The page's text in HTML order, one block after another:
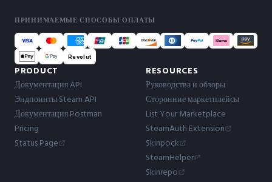
ПРИНИМАЕМЫЕ СПОСОБЫ ОПЛАТЫ
Revolut
PRODUCT
Документация API
Эндпоинты Steam API
Документация Postman
Pricing
Status Page
RESOURCES
Руководства и обзоры
Сторонние маркетплейсы
List Your Marketplace
SteamAuth Extension
Skinpock
SteamHelper
Skinrepo